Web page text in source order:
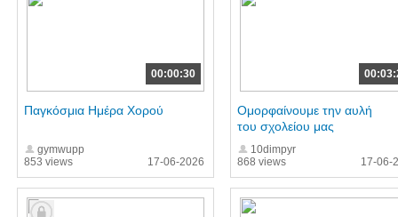
00:00:30
853 views
Παγκόσμια Ημέρα Χορού
gymwupp
17-06-2026
868 views
Ομορφαίνουμε την αυλή
του σχολείου μας
10dimpyr
17-06-